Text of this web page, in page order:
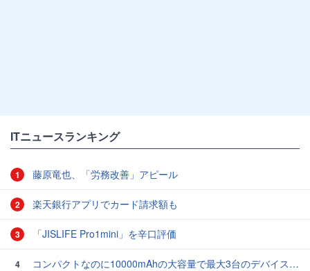
ITニュースランキング
1 藤原竜也、「労務改善」アピール
2 楽天銀行アプリでカード請求額も
3 「JISLIFE Pro1mini」を辛口評価
4 コンパクトなのに10000mAhの大容量で最大3台のデバイスを同時充電できる半固体モバイルバッテリー「SMARTCOBY Pro SLIM SS」レビュー